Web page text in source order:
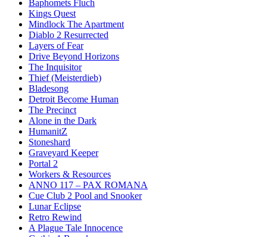
Baphomets Fluch
Kings Quest
Mindlock The Apartment
Diablo 2 Resurrected
Layers of Fear
Drive Beyond Horizons
The Inquisitor
Thief (Meisterdieb)
Bladesong
Detroit Become Human
The Precinct
Alone in the Dark
HumanitZ
Stoneshard
Graveyard Keeper
Portal 2
Workers & Resources
ANNO 117 – PAX ROMANA
Cue Club 2 Pool and Snooker
Lunar Eclipse
Retro Rewind
A Plague Tale Innocence